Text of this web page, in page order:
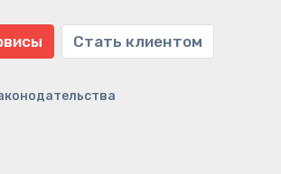
Стать клиентом